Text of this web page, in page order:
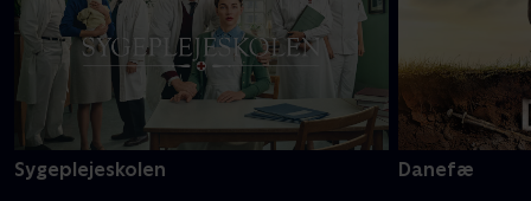
Sygeplejeskolen Danefæ